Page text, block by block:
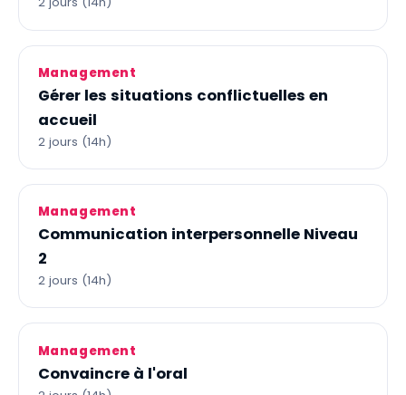
Management
Gérer les situations conflictuelles en
accueil
2 jours (14h)
Management
Communication interpersonnelle Niveau
2
2 jours (14h)
Management
Convaincre à l'oral